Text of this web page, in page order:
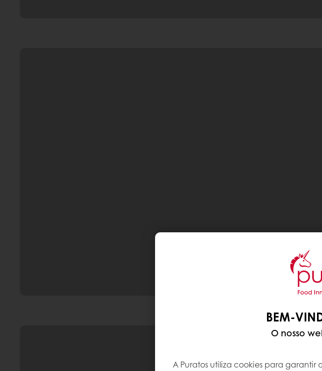
BEM-
O nosso
A Puratos utiliza cookies para garantir